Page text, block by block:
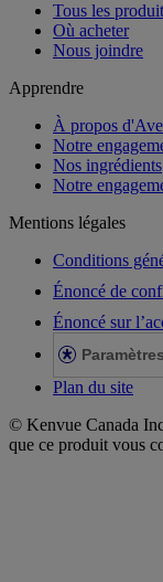
Tous les
Où acheter
Nous joindre
Apprendre
À propos
Notre
Nos ingrédients
Notre
Mentions légales
Conditions
Énoncé de
Énoncé sur
Plan du site
© Kenvue Canada
que ce produit vous